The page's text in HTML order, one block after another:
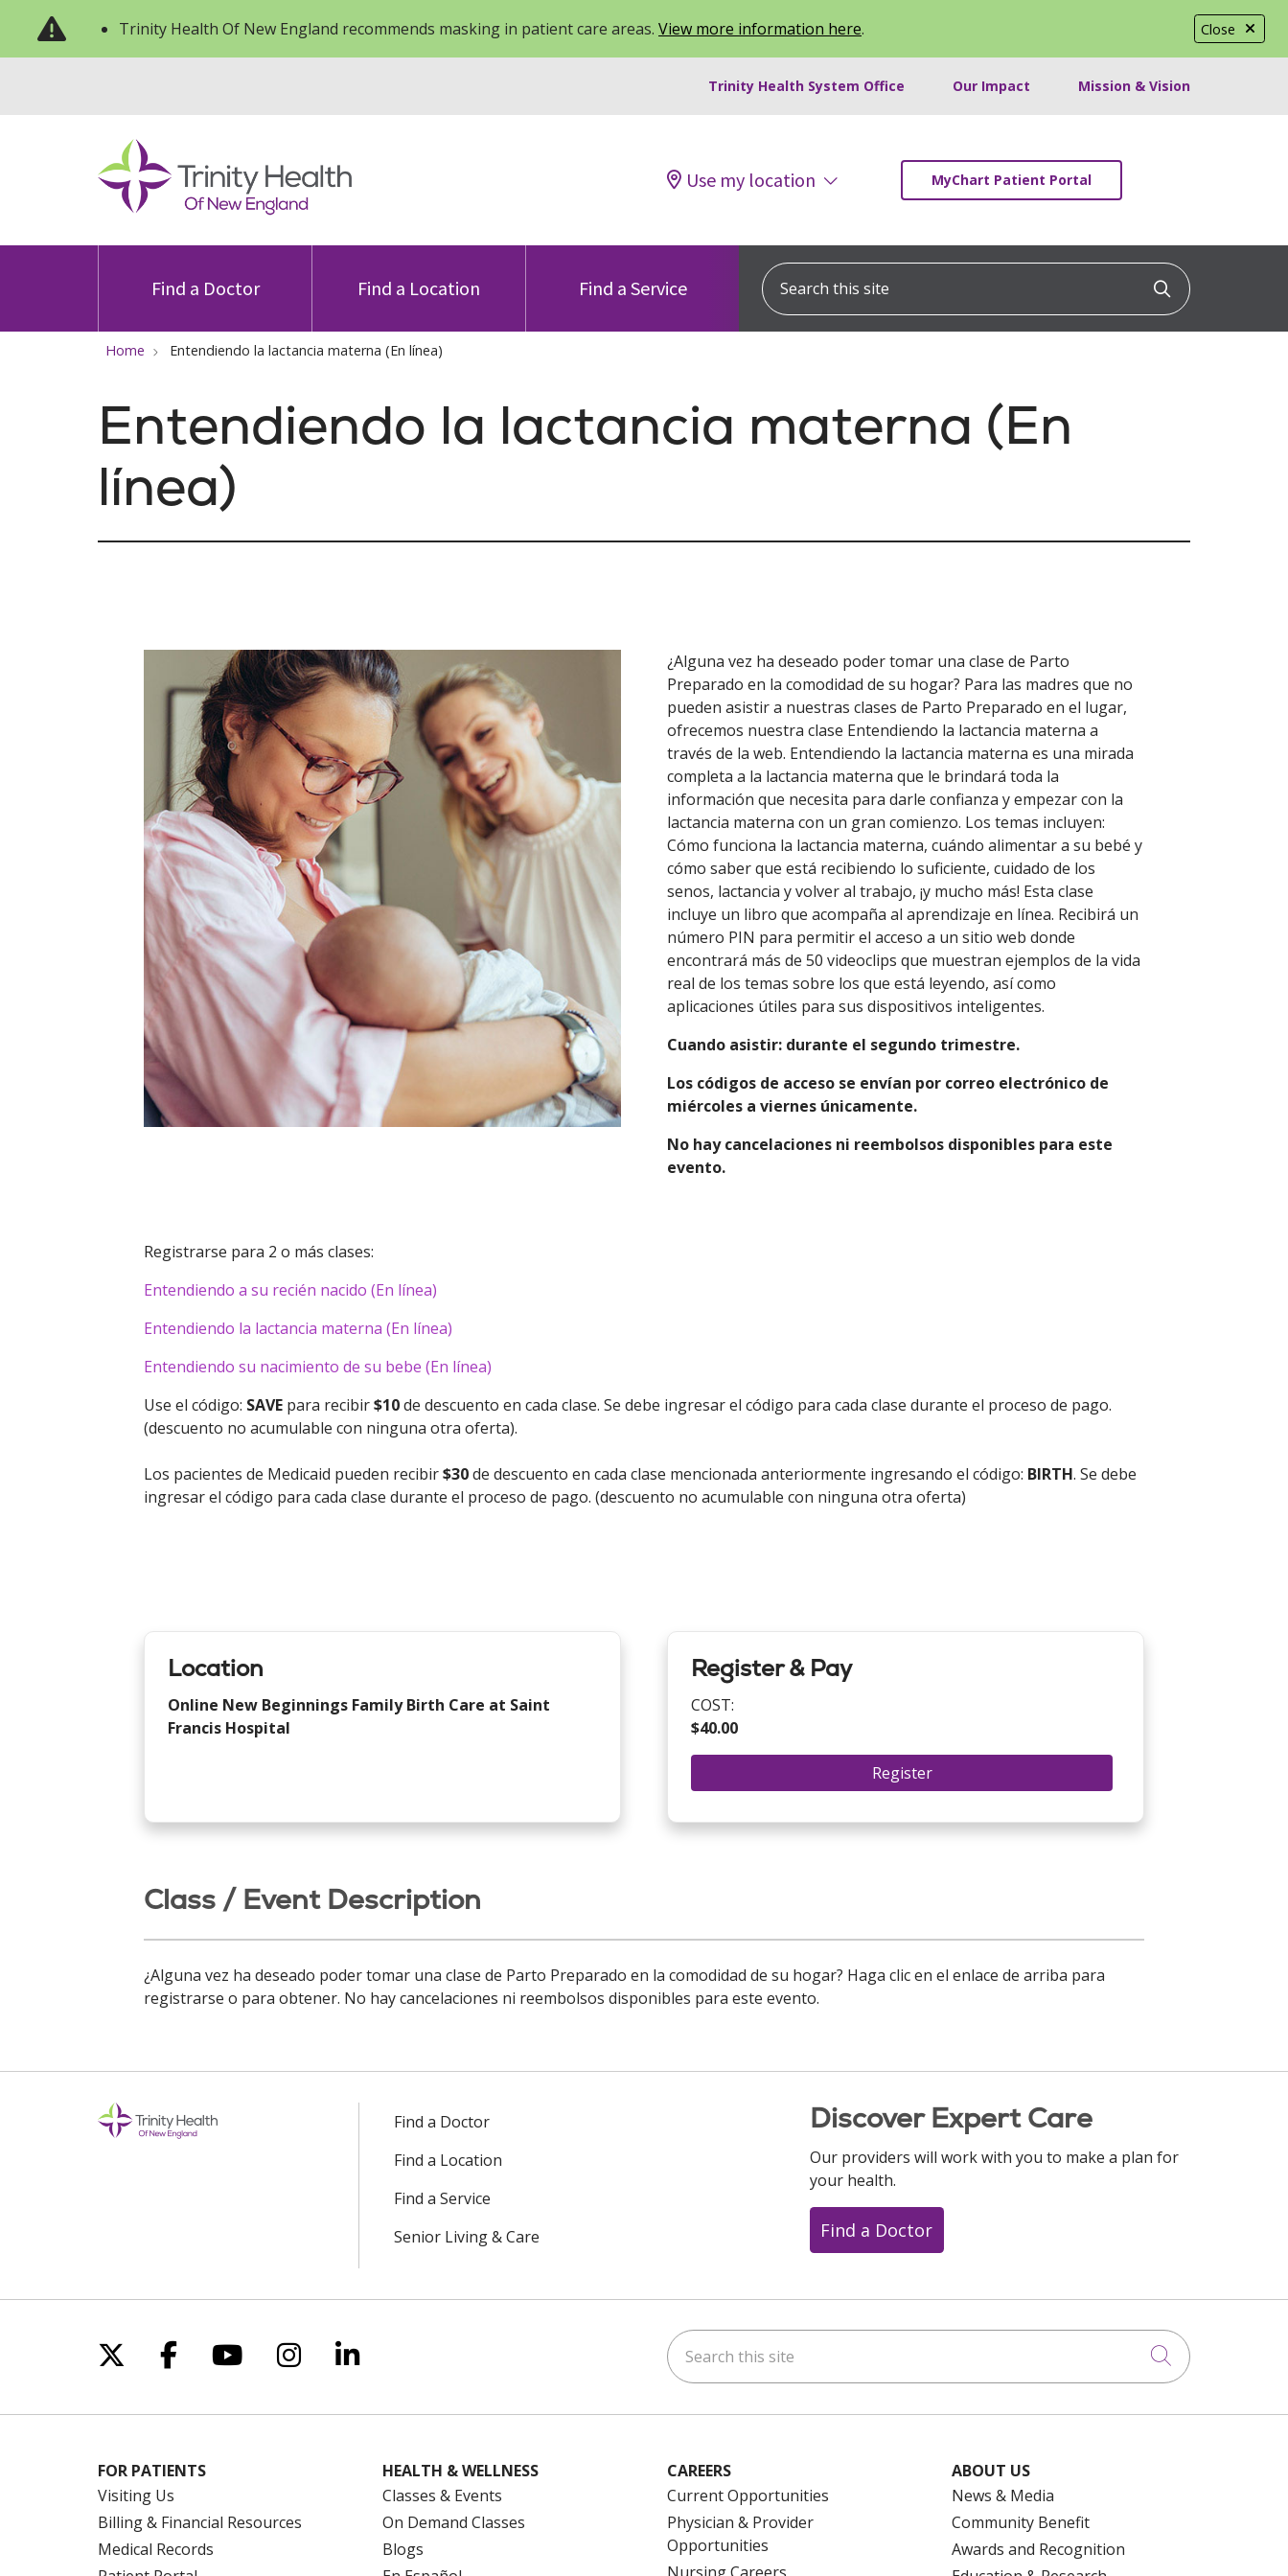
Close
Trinity Health Of New England recommends masking in patient care areas. View more information here.
Trinity Health System Office Our Impact Mission & Vision
Use my location MyChart Patient Portal
Find a Doctor Find a Location Find a Service
Search this site
Click to
Home Entendiendo la lactancia materna (En línea)
Entendiendo la lactancia materna (En
línea)
¿Alguna vez ha deseado poder tomar una clase de Parto
Preparado en la comodidad de su hogar? Para las madres que no
pueden asistir a nuestras clases de Parto Preparado en el lugar,
ofrecemos nuestra clase Entendiendo la lactancia materna a
través de la web. Entendiendo la lactancia materna es una mirada
completa a la lactancia materna que le brindará toda la
información que necesita para darle confianza y empezar con la
lactancia materna con un gran comienzo. Los temas incluyen:
Cómo funciona la lactancia materna, cuándo alimentar a su bebé y
cómo saber que está recibiendo lo suficiente, cuidado de los
senos, lactancia y volver al trabajo, ¡y mucho más! Esta clase
incluye un libro que acompaña al aprendizaje en línea. Recibirá un
número PIN para permitir el acceso a un sitio web donde
encontrará más de 50 videoclips que muestran ejemplos de la vida
real de los temas sobre los que está leyendo, así como
aplicaciones útiles para sus dispositivos inteligentes.
Cuando asistir: durante el segundo trimestre.
Los códigos de acceso se envían por correo electrónico de
miércoles a viernes únicamente.
No hay cancelaciones ni reembolsos disponibles para este
evento.
Registrarse para 2 o más clases:
Entendiendo a su recién nacido (En línea)
Entendiendo la lactancia materna (En línea)
Entendiendo su nacimiento de su bebe (En línea)
Use el código: SAVE para recibir$10de descuento en cada clase. Se debe ingresar el código para cada clase durante el proceso de pago.
(descuento no acumulable con ninguna otra oferta).
Los pacientes de Medicaid pueden recibir$30de descuento en cada clase mencionada anteriormente ingresando el código: BIRTH. Se debe
ingresar el código para cada clase durante el proceso de pago. (descuento no acumulable con ninguna otra oferta)
Location
Online New Beginnings Family Birth Care at Saint
Francis Hospital
Register & Pay
COST:
$40.00
Register
Class / Event Description
¿Alguna vez ha deseado poder tomar una clase de Parto Preparado en la comodidad de su hogar? Haga clic en el enlace de arriba para
registrarse o para obtener. No hay cancelaciones ni reembolsos disponibles para este evento.
Find a Doctor
Find a Location
Find a Service
Senior Living & Care
Discover Expert Care
Our providers will work with you to make a plan for
your health.
Find a Doctor
Follow us on X
Follow us on Facebook
Follow us on YouTube
Follow us on Instagram
Follow us on LinkedIn Search this site
Click to
FOR PATIENTS
Visiting Us
Billing & Financial Resources
Medical Records
HEALTH & WELLNESS
Classes & Events
On Demand Classes
Blogs
CAREERS
Current Opportunities
Physician & Provider
Opportunities
ABOUT US
News & Media
Community Benefit
Awards and Recognition